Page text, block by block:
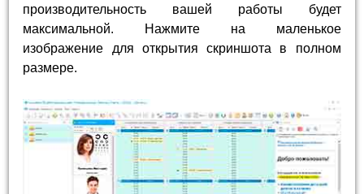
производительность вашей работы будет
максимальной. Нажмите на маленькое
изображение для открытия скриншота в полном
размере.